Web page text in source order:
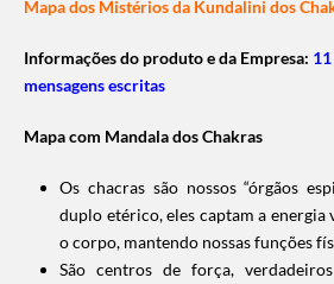
Mapa dos Mistérios da Kundalini dos
Informações do produto e da Empresa:
mensagens escritas
Mapa com Mandala dos Chakras
Os chacras são nossos “órgãos
duplo etérico, eles captam a
o corpo, mantendo nossas funções
São centros de força,